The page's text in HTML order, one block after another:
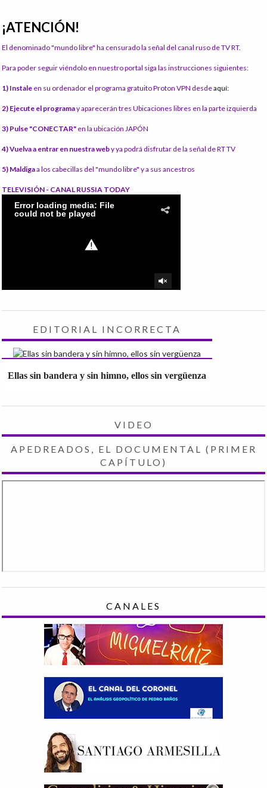
¡ATENCIÓN!
El denominado "mundo libre" ha censurado la señal del canal ruso de TV RT.
Para poder seguir viéndolo en nuestro portal siga las instrucciones siguientes:
1) Instale en su ordenador el programa gratuito Proton VPN desdeaquí:
2) Ejecute el programay aparecerán tres Ubicaciones libres en la parte izquierda
3) Pulse "CONECTAR" en la ubicación JAPÓN
4) Vuelva a entrar en nuestra weby ya podrá disfrutar de la señal de RT TV
5) Maldigaa los cabecillas del "mundo libre" y a sus ancestros
TELEVISIÓN - CANAL RUSSIA TODAY
EDITORIAL INCORRECTA
Ellas sin bandera y sin himno, ellos sin vergüenza
VIDEO
APEDREADOS, EL DOCUMENTAL (PRIMER
CAPÍTULO)
CANALES